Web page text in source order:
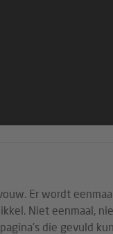
Er wordt
Niet eenmaal,
die gevuld